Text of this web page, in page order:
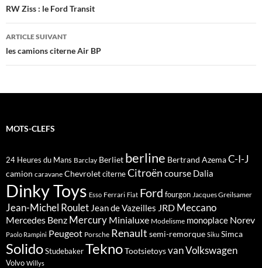
des
articles
RW Ziss : le Ford Transit
ARTICLE SUIVANT
les camions citerne Air BP
MOTS-CLEFS
24 Heures du Mans Barclay Berliet berline Bertrand AzemaC-I-J
camion caravane ChevroletciterneCitroën course Dalia
Dinky Toys Esso Ferrari Fiat Ford fourgon Jacques Greilsamer
Jean-Michel Roulet Jean de Vazeilles JRD Meccano
Mercedes Benz Mercury Minialuxe Modelisme monoplace Norev
Paolo Rampini Peugeot Porsche Renault semi-remorque Siku Simca
SolidoStudebakerTeknoTootsietoysvanVolkswagen
Volvo Willys